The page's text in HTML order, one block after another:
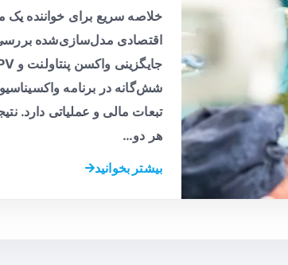
خلاصه سریع برای خواننده یک
اقتصادی مدل‌سازی‌شده
شش‌گانه در برنامه
تبعات مالی و عملیاتی دارد.
هر دو…
بیشتر بخوانید